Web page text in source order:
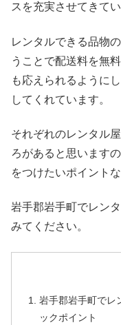
スを充実させてきてい
レンタルできる品物
うことで配送料を無
も応えられるように
してくれています。
それぞれのレンタル
ろがあると思います
をつけたいポイント
岩手郡岩手町でレン
みてください。
岩手郡岩手町でレ
ックポイント